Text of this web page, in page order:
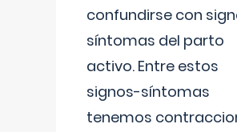
confundirse con
síntomas del parto
activo. Entre estos
signos-síntomas
tenemos